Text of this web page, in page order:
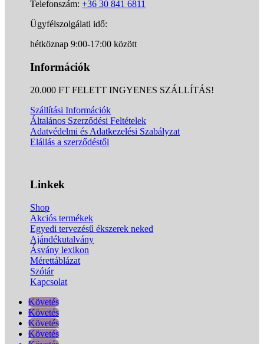
Telefonszám:+36 30 841 6811
Ügyfélszolgálati idő:
hétköznap 9:00-17:00 között
Információk
20.000 FT FELETT INGYENES SZÁLLÍTÁS!
Szállítási Információk
Általános Szerződési Feltételek
Adatvédelmi és Adatkezelési Szabályzat
Elállás a szerződéstől
Linkek
Shop
Akciós termékek
Egyedi tervezésű ékszerek neked
Ajándékutalvány
Ásvány lexikon
Mérettáblázat
Szótár
Kapcsolat
Követés
Követés
Követés
Követés